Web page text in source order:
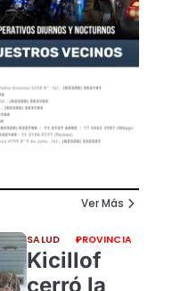
Ver Más
SALUD PROVINCIA
Kicillof
cerró la